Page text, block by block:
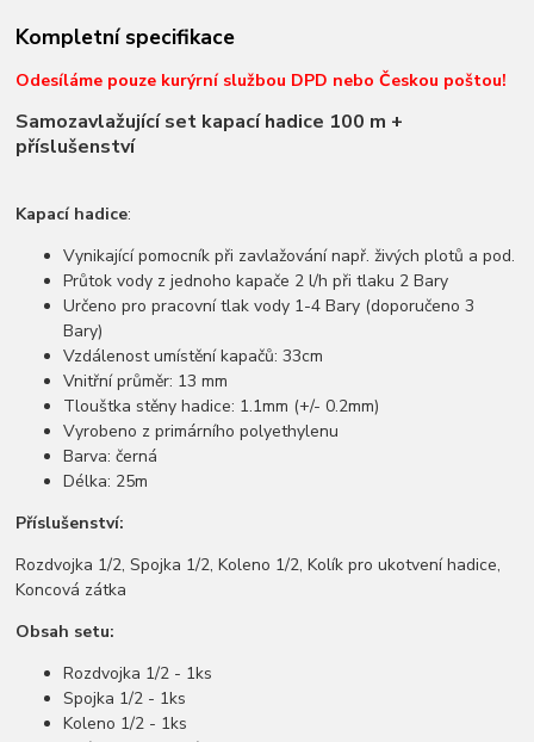
Kompletní specifikace
Odesíláme pouze kurýrní službou DPD nebo Českou poštou!
Samozavlažující set kapací hadice 100 m +
příslušenství
Kapací hadice:
Vynikající pomocník při zavlažování např. živých plotů a pod.
Průtok vody z jednoho kapače 2 l/h při tlaku 2 Bary
Určeno pro pracovní tlak vody 1-4 Bary (doporučeno 3
Bary)
Vzdálenost umístění kapačů: 33cm
Vnitřní průměr: 13 mm
Tlouštka stěny hadice: 1.1mm (+/- 0.2mm)
Vyrobeno z primárního polyethylenu
Barva: černá
Délka: 25m
Příslušenství:
Rozdvojka 1/2, Spojka 1/2, Koleno 1/2, Kolík pro ukotvení hadice,
Koncová zátka
Obsah setu:
Rozdvojka 1/2 - 1ks
Spojka 1/2 - 1ks
Koleno 1/2 - 1ks